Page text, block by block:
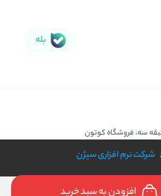
افزودن به سبد خرید
بله
سه، فروشگاه کوتون
شرکت نرم افزاری سیژن